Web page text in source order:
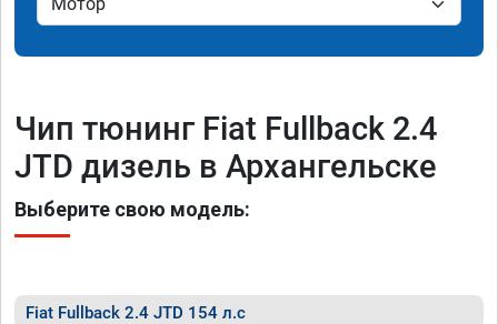
Чип тюнинг Fiat Fullback 2.4
JTD дизель в Архангельске
Выберите свою модель:
Fiat Fullback 2.4 JTD 154 л.с